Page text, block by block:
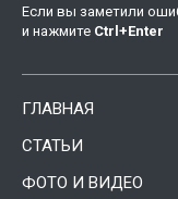
Если вы заметили
и нажмите Ctrl +Enter
ГЛАВНАЯ
СТАТЬИ
ФОТО И ВИДЕО